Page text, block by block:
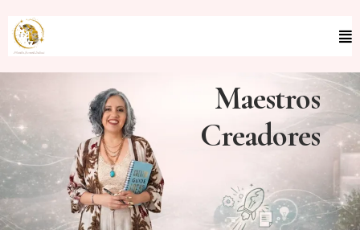
Maestros
Creadores